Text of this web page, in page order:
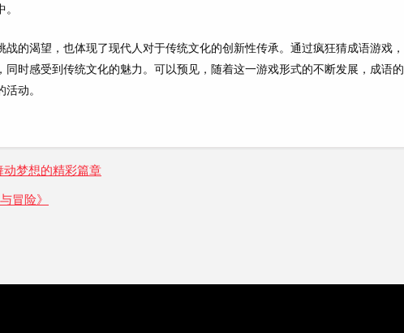
的渴望，也体现了现代人对于传统文化的创新性传承。通过疯狂猜成语游戏，
时感受到传统文化的魅力。可以预见，随着这一游戏形式的不断发展，成语的
动。
梦想的精彩篇章
冒险》